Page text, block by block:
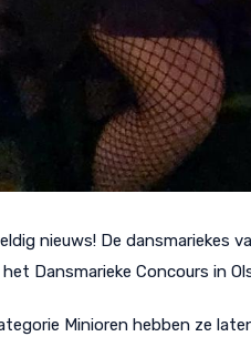
nieuws! De dansmariekes
Dansmarieke Concours in
Minioren hebben ze